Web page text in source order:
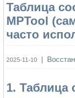
Таблица
MPTool
часто
2025-11-10 |
1. Таблица